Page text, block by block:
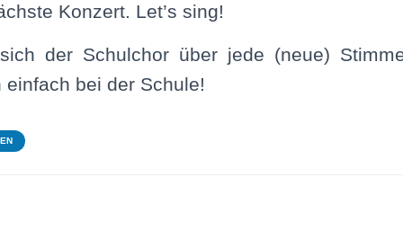
Konzert. Let’s sing!
der Schulchor über jede (neue)
bei der Schule!